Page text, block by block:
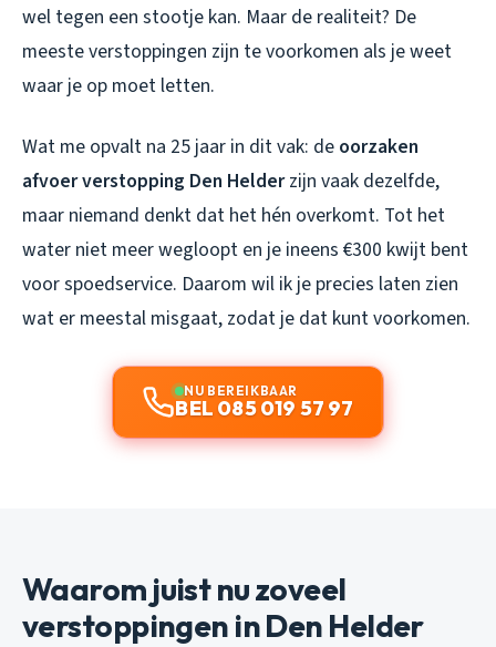
wel tegen een stootje kan. Maar de realiteit? De
meeste verstoppingen zijn te voorkomen als je weet
waar je op moet letten.
Wat me opvalt na 25 jaar in dit vak: de oorzaken
afvoer verstopping Den Helderzijn vaak dezelfde,
maar niemand denkt dat het hén overkomt. Tot het
water niet meer wegloopt en je ineens €300 kwijt bent
voor spoedservice. Daarom wil ik je precies laten zien
wat er meestal misgaat, zodat je dat kunt voorkomen.
NU BEREIKBAAR
BEL 085 019 57 97
Waarom juist nu zoveel
verstoppingen in Den Helder